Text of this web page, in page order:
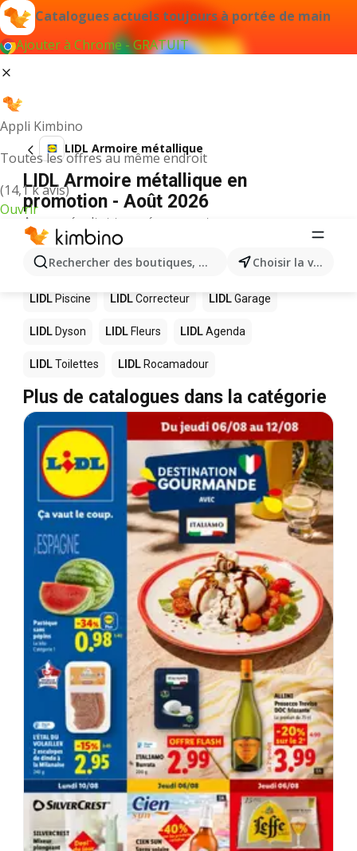
Catalogues actuels toujours à portée de main
Ajouter à Chrome - GRATUIT
Appli Kimbino
Toutes les offres au même endroit
(14,1 k avis)
Ouvrir
Rechercher des boutiques, des catégories, des Choisir la ville
LIDL Armoire métallique
LIDL Armoire métallique en
promotion - Août 2026
Aucun résultat trouvé pour ce terme.
D’autres produits dans les magasins
LIDL
LIDL Piscine LIDLCorrecteur LIDLGarage
LIDL Dyson LIDL Fleurs LIDLAgenda
LIDLToilettes LIDL Rocamadour
Plus de catalogues dans la catégorie